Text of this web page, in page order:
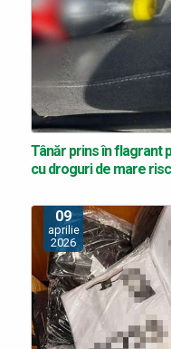
Tânăr prins în flagrant
cu droguri de mare
09
aprilie
2026